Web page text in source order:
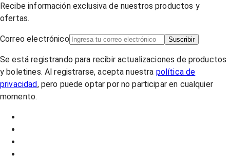
Recibe información exclusiva de nuestros productos y
ofertas.
Correo electrónico Suscribir
Se está registrando para recibir actualizaciones de productos
y boletines. Al registrarse, acepta nuestra política de
privacidad, pero puede optar por no participar en cualquier
momento.